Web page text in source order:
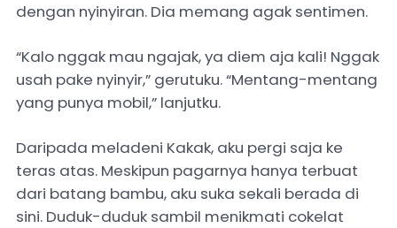
dengan nyinyiran. Dia memang agak sentimen.
“Kalo nggak mau ngajak, ya diem aja kali! Nggak
usah pake nyinyir,” gerutuku. “Mentang-mentang
yang punya mobil,” lanjutku.
Daripada meladeni Kakak, aku pergi saja ke
teras atas. Meskipun pagarnya hanya terbuat
dari batang bambu, aku suka sekali berada di
sini. Duduk-duduk sambil menikmati cokelat